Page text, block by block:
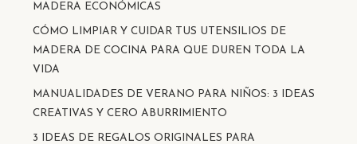
MADERA ECONÓMICAS
CÓMO LIMPIAR Y CUIDAR TUS UTENSILIOS DE
MADERA DE COCINA PARA QUE DUREN TODA LA
VIDA
MANUALIDADES DE VERANO PARA NIÑOS: 3 IDEAS
CREATIVAS Y CERO ABURRIMIENTO
3 IDEAS DE REGALOS ORIGINALES PARA